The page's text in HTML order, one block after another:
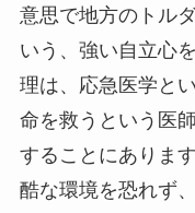
意思で地方のトル
いう、強い自立心
理は、応急医学と
命を救うという医
することにありま
酷な環境を恐れず